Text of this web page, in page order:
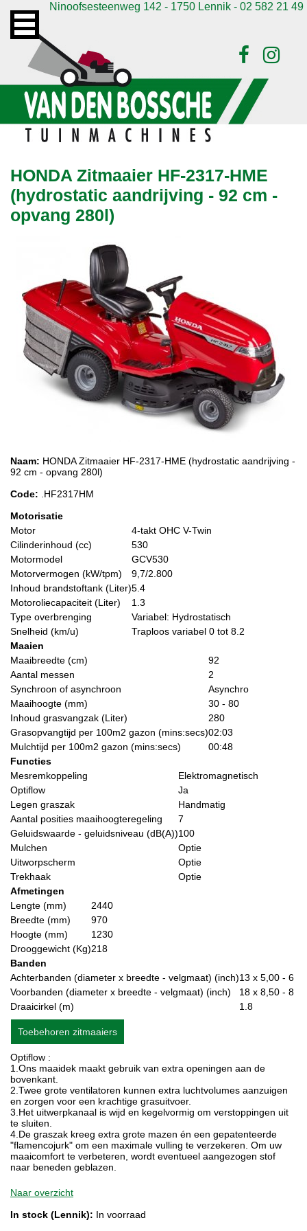
Ninoofsesteenweg 142 - 1750 Lennik - 02 582 21 49
HONDA Zitmaaier HF-2317-HME
(hydrostatic aandrijving - 92 cm -
opvang 280l)
Naam: HONDA Zitmaaier HF-2317-HME (hydrostatic aandrijving -
92 cm - opvang 280l)
Code: .HF2317HM
Motorisatie
Motor
4-takt OHC V-Twin
Cilinderinhoud (cc)
530
Motormodel
GCV530
Motorvermogen (kW/tpm)
9,7/2.800
Inhoud brandstoftank (Liter)5.4
Motoroliecapaciteit (Liter)
1.3
Type overbrenging
Variabel: Hydrostatisch
Snelheid (km/u)
Traploos variabel 0 tot 8.2
Maaien
Maaibreedte (cm)
92
Aantal messen
2
Synchroon of asynchroon
Asynchro
Maaihoogte (mm)
30 - 80
Inhoud grasvangzak (Liter)
280
Grasopvangtijd per 100m2 gazon (mins:secs)02:03
Mulchtijd per 100m2 gazon (mins:secs)
00:48
Functies
Mesremkoppeling
Elektromagnetisch
Optiflow
Ja
Legen graszak
Handmatig
Aantal posities maaihoogteregeling
7
Geluidswaarde - geluidsniveau (dB(A))100
Mulchen
Optie
Uitworpscherm
Optie
Trekhaak
Optie
Afmetingen
Lengte (mm)
2440
Breedte (mm)
970
Hoogte (mm)
1230
Drooggewicht (Kg)218
Banden
Achterbanden (diameter x breedte - velgmaat) (inch)13 x 5,00 - 6
Voorbanden (diameter x breedte - velgmaat) (inch)
18 x 8,50 - 8
Draaicirkel (m)
1.8
Toebehoren zitmaaiers
Optiflow :
1.Ons maaidek maakt gebruik van extra openingen aan de
bovenkant.
2.Twee grote ventilatoren kunnen extra luchtvolumes aanzuigen
en zorgen voor een krachtige grasuitvoer.
3.Het uitwerpkanaal is wijd en kegelvormig om verstoppingen uit
te sluiten.
4.De graszak kreeg extra grote mazen én een gepatenteerde
"flamencojurk" om een maximale vulling te verzekeren. Om uw
maaicomfort te verbeteren, wordt eventueel aangezogen stof
naar beneden geblazen.
Naar overzicht
In stock (Lennik): In voorraad